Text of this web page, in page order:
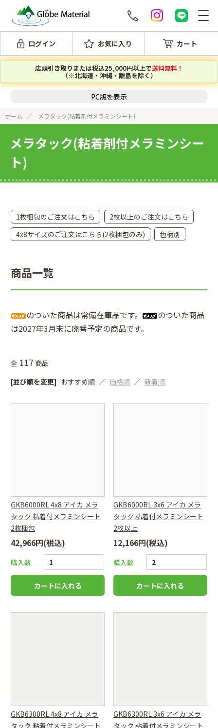
ログイン お気に入り カート
店頭引き取りまたは税込25,000円以上で送料無料！
（※北海道・沖縄・離島を除く）
PC版を表示
ホーム メラタック(粘着剤付メラミンシート)
メラタック(粘着剤付メラミンシー
ト)
1枚梱包のご注文はこちら
2枚以上のご注文はこちら
4x8サイズのご注文はこちら(2枚梱包のみ)
色柄別
商品一覧
のついた商品は常備在庫品です。
のついた商品
は2027年3月末に廃番予定の商品です。
全 117 商品
[並び順を変更] おすすめ順 価格順 新着順
GKB6000RL 4x8 アイカ メラ
タック 粘着付メラミンシート
2枚梱包
42,966円(税込)
購入数
GKB6000RL 3x6 アイカ メラ
タック 粘着付メラミンシート
2枚以上
12,166円(税込)
購入数
GKB6300RL 4x8 アイカ メラ
タック 粘着付メラミンシート
GKB6300RL 3x6 アイカ メラ
タック 粘着付メラミンシート